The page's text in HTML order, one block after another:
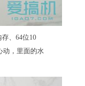
、64位10
动，里面的水